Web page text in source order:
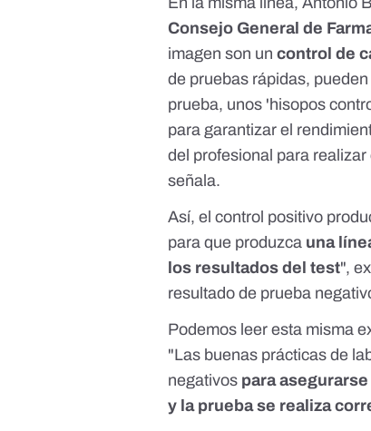
Consejo General de
imagen son uncontrol de
de pruebas rápidas,
prueba, unos 'hisopos
para garantizar el
del profesional para
señala.
Así, el control positivo
para que produzca una
los resultados del test",
resultado de prueba
Podemos leer esta misma
"Las buenas prácticas de
negativos para
y la prueba se realiza